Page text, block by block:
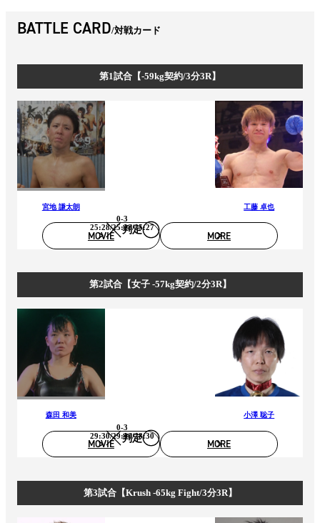
BATTLE CARD 対戦カード
第1試合【-59kg契約/3分3R】
宮地 謙太朗
判定
0-3
25:28/25:28/25:27
工藤 卓也
MOVIE MORE
第2試合【女子 -57kg契約/2分3R】
森田 和美
判定
0-3
29:30/29:30/28:30
小澤 聡子
MOVIE MORE
第3試合【Krush -65kg Fight/3分3R】